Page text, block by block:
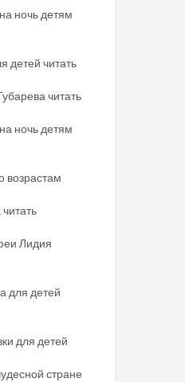
ночь детям
детей читать
читать
ночь детям
возрастам
Лидия
для детей
для детей
стране